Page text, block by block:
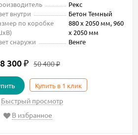
Рекс
внутри
Бетон Темный
по коробке
880 х 2050 мм, 960
х 2050 мм
снаружи
Венге
300 ₽ 50 400₽
Купить в 1 клик
Быстрый просмотр
В избранное